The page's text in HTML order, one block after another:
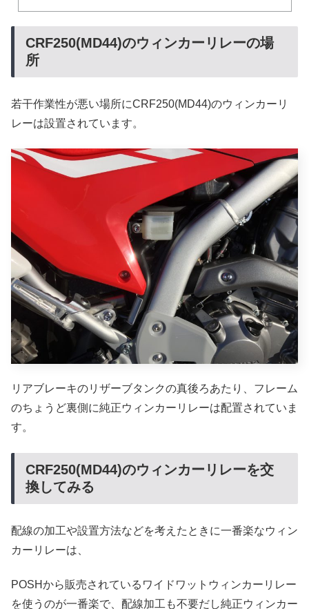
CRF250(MD44)のウィンカーリレーの場
所
若干作業性が悪い場所にCRF250(MD44)のウィンカーリ
レーは設置されています。
リアブレーキのリザーブタンクの真後ろあたり、フレーム
のちょうど裏側に純正ウィンカーリレーは配置されていま
す。
CRF250(MD44)のウィンカーリレーを交
換してみる
配線の加工や設置方法などを考えたときに一番楽なウィン
カーリレーは、
POSHから販売されているワイドワットウィンカーリレー
を使うのが一番楽で、配線加工も不要だし純正ウィンカー